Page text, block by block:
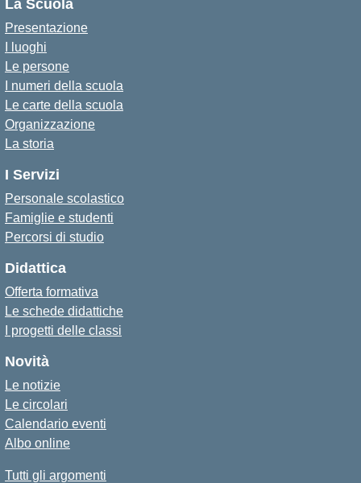
La Scuola
Presentazione
I luoghi
Le persone
I numeri della scuola
Le carte della scuola
Organizzazione
La storia
I Servizi
Personale scolastico
Famiglie e studenti
Percorsi di studio
Didattica
Offerta formativa
Le schede didattiche
I progetti delle classi
Novità
Le notizie
Le circolari
Calendario eventi
Albo online
Tutti gli argomenti